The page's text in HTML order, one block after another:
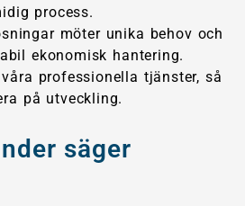
process.
möter unika behov och
ekonomisk hantering.
professionella tjänster, så
på utveckling.
säger